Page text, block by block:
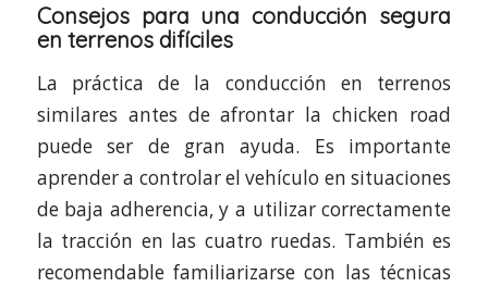
Consejos para una conducción segura
en terrenos difíciles
La práctica de la conducción en terrenos
similares antes de afrontar la chicken road
puede ser de gran ayuda. Es importante
aprender a controlar el vehículo en situaciones
de baja adherencia, y a utilizar correctamente
la tracción en las cuatro ruedas. También es
recomendable familiarizarse con las técnicas